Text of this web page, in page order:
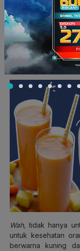
cemilan anak,
membuatnya hanya
dalam blender.Nah,
satu bahan
lho.
kombinasi 2-4 bahan
ini juga trik jitu
bagi anak yang
Wah,tidak hanya
untuk kesehatan
berwarna kuning